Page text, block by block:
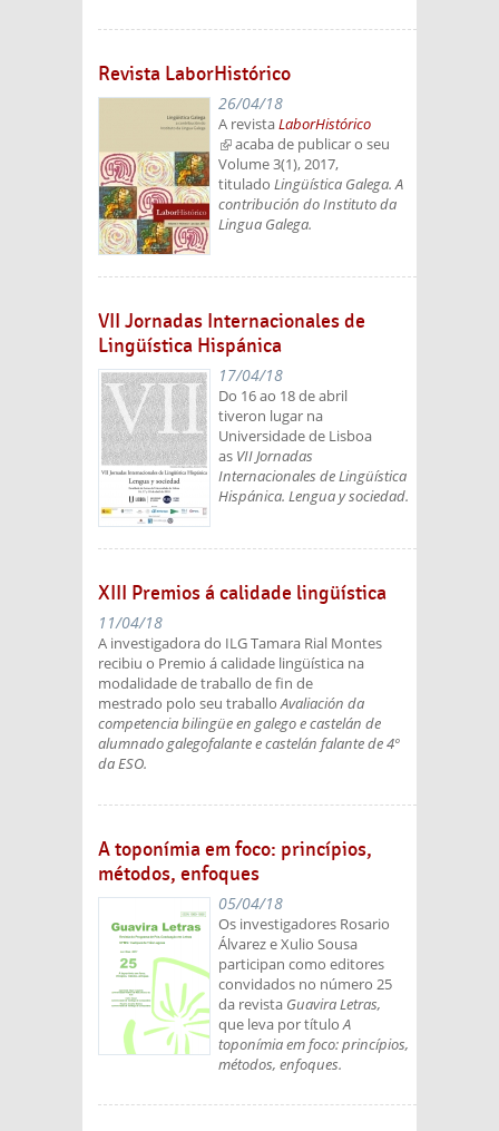
Revista LaborHistórico
26/04/18
A revistaLaborHistórico
(link is external)
acaba de publicar o seu
Volume 3(1), 2017,
titulado Lingüística Galega. A
contribución do Instituto da
Lingua Galega.
VII Jornadas Internacionales de
Lingüística Hispánica
17/04/18
Do 16 ao 18 de abril
tiveron lugar na
Universidade de Lisboa
as VII Jornadas
Internacionales de Lingüística
Hispánica. Lengua y sociedad.
XIII Premios á calidade lingüística
11/04/18
A investigadora do ILG Tamara Rial Montes
recibiu o Premio á calidade lingüística na
modalidade de traballo de fin de
mestrado polo seu traballoAvaliación da
competencia bilingüe en galego e castelán de
alumnado galegofalante e castelán falante de 4º
da ESO.
A toponímia em foco: princípios,
métodos, enfoques
05/04/18
Os investigadores Rosario
Álvarez e Xulio Sousa
participan como editores
convidados no número 25
da revista Guavira Letras,
que leva por títuloA
toponímia em foco: princípios,
métodos, enfoques.